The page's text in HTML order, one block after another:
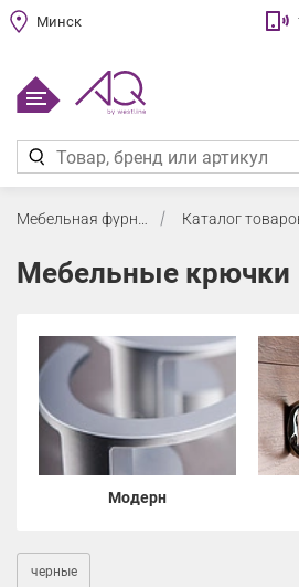
Минск
Каталог
Мебельные крючки
Модерн
черные